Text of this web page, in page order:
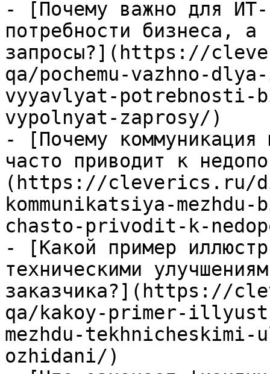
- [Почему важно для ИТ-
потребности бизнеса, а
запросы?](https://
qa/pochemu-vazhno-
vyyavlyat-potrebnosti-
vypolnyat-zaprosy/)
- [Почему коммуникация
часто приводит к
(https://cleverics.ru/
kommunikatsiya-
chasto-privodit-k-
- [Какой пример
техническими
заказчика?](https://
qa/kakoy-primer-
mezhdu-
ozhidani/)